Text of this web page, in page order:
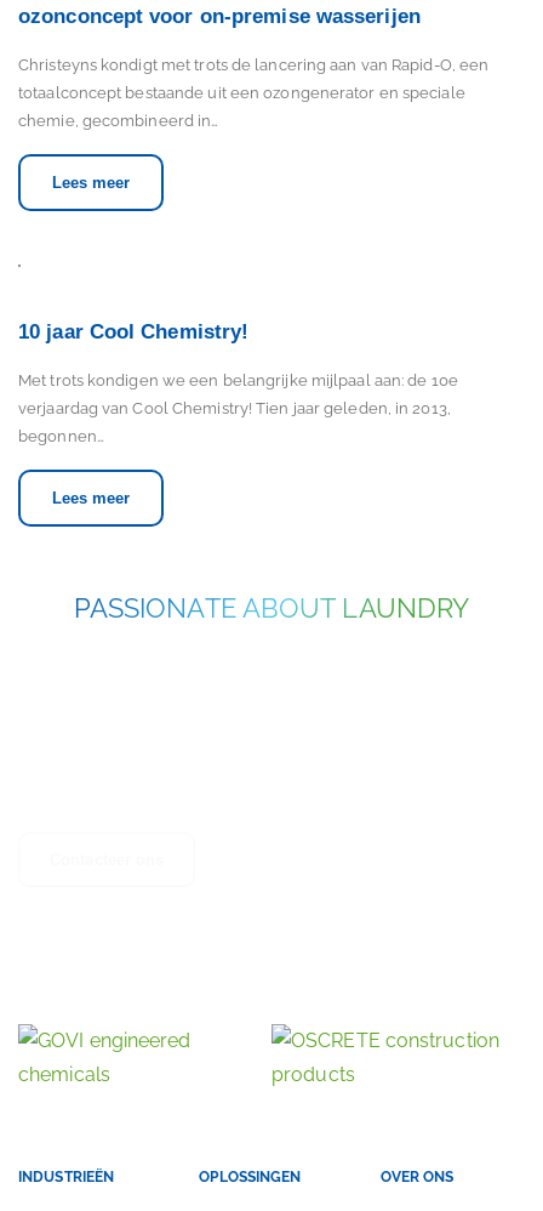
ozonconcept voor on-premise wasserijen
Christeyns kondigt met trots de lancering aan van Rapid-O, een
totaalconcept bestaande uit een ozongenerator en speciale
chemie, gecombineerd in…
Lees meer
10 jaar Cool Chemistry!
Met trots kondigen we een belangrijke mijlpaal aan: de 10e
verjaardag van Cool Chemistry! Tien jaar geleden, in 2013,
begonnen…
Lees meer
PASSIONATE ABOUT LAUNDRY
INDUSTRIEËN OPLOSSINGEN OVER ONS